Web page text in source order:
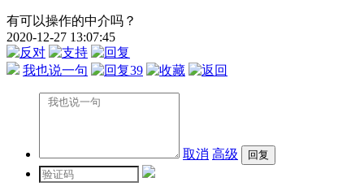
有可以操作的中介吗？
2020-12-27 13:07:45
我也说一句 39
取消 高级